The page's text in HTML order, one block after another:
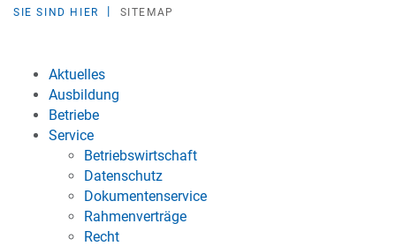
SIE SIND HIER SITEMAP
Aktuelles
Ausbildung
Betriebe
Service
Betriebswirtschaft
Datenschutz
Dokumentenservice
Rahmenverträge
Recht